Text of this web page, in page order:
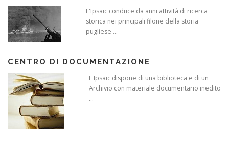
L'Ipsaic conduce da anni attività di ricerca
storica nei principali filone della storia
pugliese ...
CENTRO DI DOCUMENTAZIONE
L'Ipsaic dispone di una biblioteca e di un
Archivio con materiale documentario inedito
...